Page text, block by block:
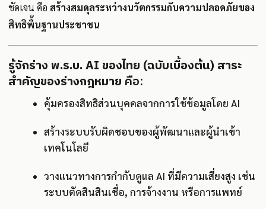
ชัดเจน คือ สร้างสมดุลระหว่างนวัตกรรมกับความปลอดภัยของ
สิทธิพื้นฐานประชาชน
รู้จักร่าง พ.ร.บ. AI ของไทย (ฉบับเบื้องต้น) สาระ
สำคัญของร่างกฎหมาย คือ:
คุ้มครองสิทธิส่วนบุคคลจากการใช้ข้อมูลโดย AI
สร้างระบบรับผิดชอบของผู้พัฒนาและผู้นำเข้า
เทคโนโลยี
วางแนวทางการกำกับดูแล AI ที่มีความเสี่ยงสูง เช่น
ระบบตัดสินสินเชื่อ, การจ้างงาน หรือการแพทย์